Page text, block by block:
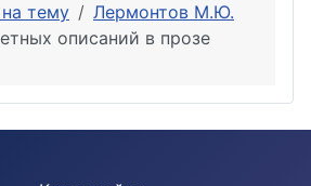
тему
Лермонтов М.Ю.
описаний в прозе